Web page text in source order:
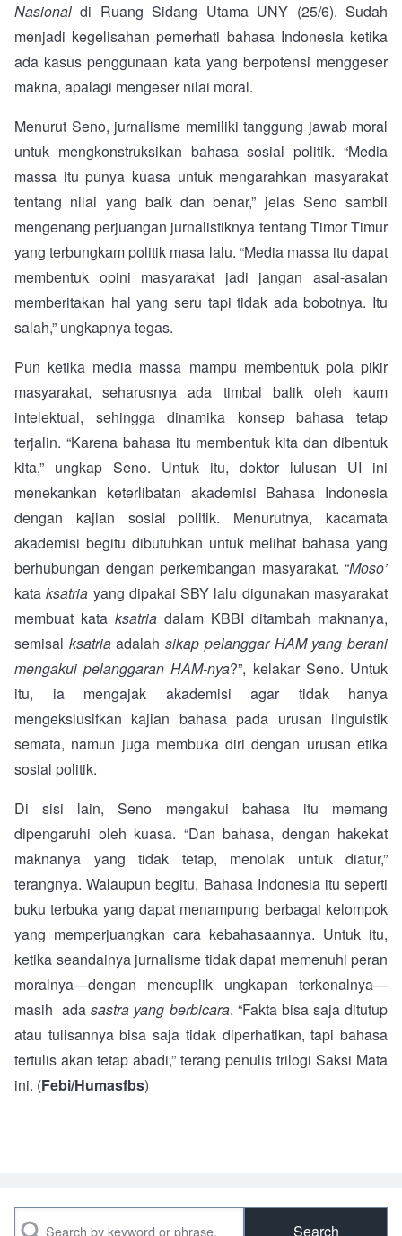
Nasional di Ruang Sidang Utama UNY (25/6). Sudah
menjadi kegelisahan pemerhati bahasa Indonesia ketika
ada kasus penggunaan kata yang berpotensi menggeser
makna, apalagi mengeser nilai moral.
Menurut Seno, jurnalisme memiliki tanggung jawab moral
untuk mengkonstruksikan bahasa sosial politik. “Media
massa itu punya kuasa untuk mengarahkan masyarakat
tentang nilai yang baik dan benar,” jelas Seno sambil
mengenang perjuangan jurnalistiknya tentang Timor Timur
yang terbungkam politik masa lalu. “Media massa itu dapat
membentuk opini masyarakat jadi jangan asal-asalan
memberitakan hal yang seru tapi tidak ada bobotnya. Itu
salah,” ungkapnya tegas.
Pun ketika media massa mampu membentuk pola pikir
masyarakat, seharusnya ada timbal balik oleh kaum
intelektual, sehingga dinamika konsep bahasa tetap
terjalin. “Karena bahasa itu membentuk kita dan dibentuk
kita,” ungkap Seno. Untuk itu, doktor lulusan UI ini
menekankan keterlibatan akademisi Bahasa Indonesia
dengan kajian sosial politik. Menurutnya, kacamata
akademisi begitu dibutuhkan untuk melihat bahasa yang
berhubungan dengan perkembangan masyarakat. “Moso’
kataksatria yang dipakai SBY lalu digunakan masyarakat
membuat kata ksatria dalam KBBI ditambah maknanya,
semisal ksatriaadalahsikap pelanggar HAM yang berani
mengakui pelanggaran HAM-nya?”, kelakar Seno. Untuk
itu, ia mengajak akademisi agar tidak hanya
mengekslusifkan kajian bahasa pada urusan linguistik
semata, namun juga membuka diri dengan urusan etika
sosial politik.
Di sisi lain, Seno mengakui bahasa itu memang
dipengaruhi oleh kuasa. “Dan bahasa, dengan hakekat
maknanya yang tidak tetap, menolak untuk diatur,”
terangnya. Walaupun begitu, Bahasa Indonesia itu seperti
buku terbuka yang dapat menampung berbagai kelompok
yang memperjuangkan cara kebahasaannya. Untuk itu,
ketika seandainya jurnalisme tidak dapat memenuhi peran
moralnya—dengan mencuplik ungkapan terkenalnya—
masih adasastra yang berbicara. “Fakta bisa saja ditutup
atau tulisannya bisa saja tidak diperhatikan, tapi bahasa
tertulis akan tetap abadi,” terang penulis trilogi Saksi Mata
ini. (Febi/Humasfbs)
Search